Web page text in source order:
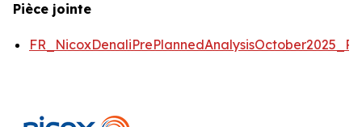
Pièce jointe